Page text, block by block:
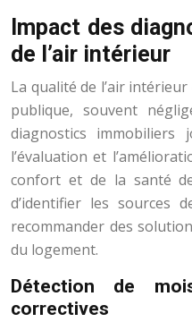
Impact des
de l’air intérieur
La qualité de l’air
publique, souvent
diagnostics
l’évaluation et
confort et de la santé
d’identifier les sources
recommander des
du logement.
Détection de
correctives